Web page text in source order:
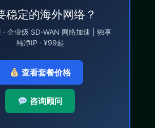
稳定的海外网络？
· 企业级 SD-WAN 网络加速 | 独享
纯净IP · ¥99起
查看套餐价格
咨询顾问